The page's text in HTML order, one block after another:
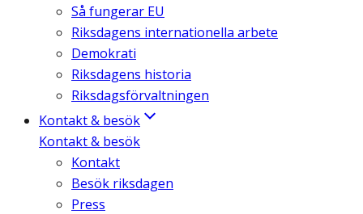
Så fungerar EU
Riksdagens internationella arbete
Demokrati
Riksdagens historia
Riksdagsförvaltningen
Kontakt & besök
Kontakt & besök
Kontakt
Besök riksdagen
Press